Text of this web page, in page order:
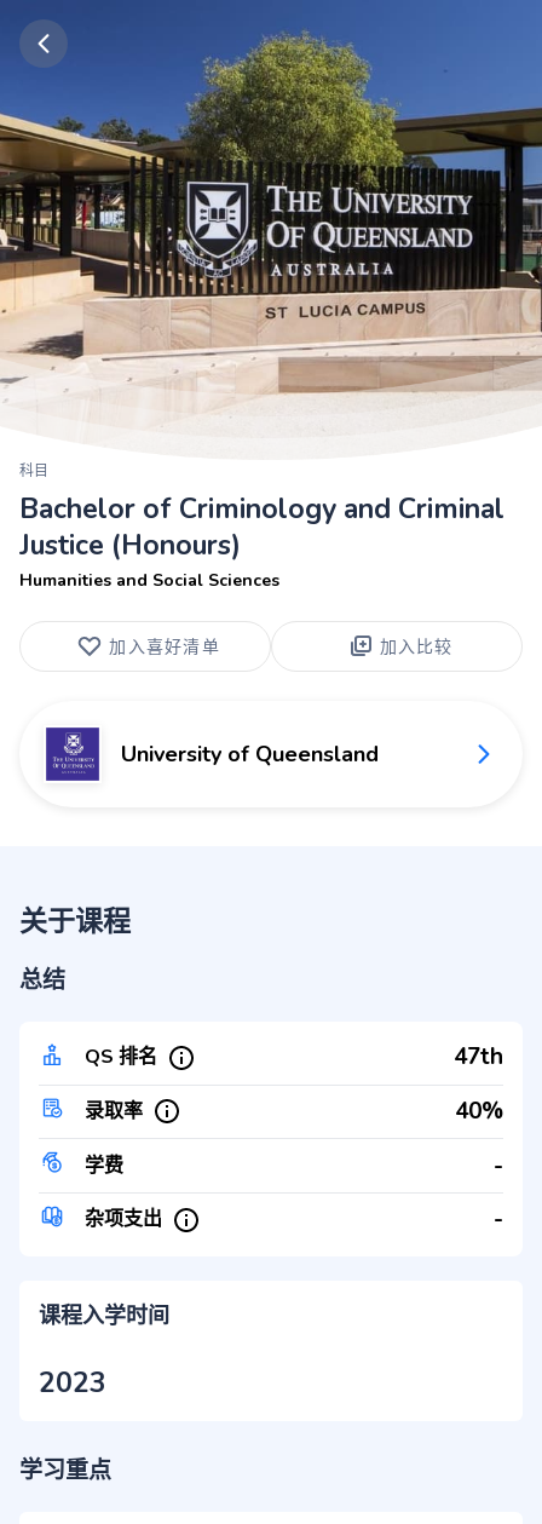
科目
Bachelor of Criminology and Criminal
Justice (Honours)
Humanities and Social Sciences
加入喜好清单 加入比较
University of Queensland
关于课程
总结
QS 排名 47th
录取率 40%
学费 -
杂项支出 -
课程入学时间
2023
学习重点